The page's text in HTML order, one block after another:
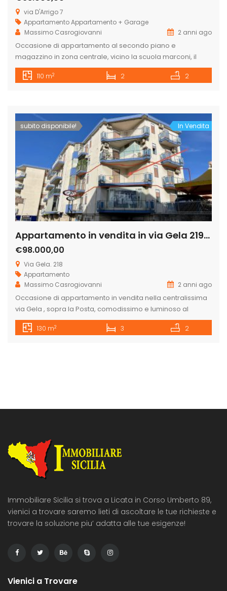
via D'Arrigo 7
AppartamentoAppartamento + Garage
Massimo Casrogiovanni
2 anni ago
Occasione di appartamento al secondo piano e
magazzino in zona centrale, vicino la scuola marconi, il
liceo e la scuola Dino Liotta nonchè vicino il porto turistico.
L’appartamento che da su due strade parallele (via
Camera per ragazzi con due letti, […]
110 m2 2 2
subito disponibile! In Vendita
Appartamento in vendita in via Gela 219, Licata
€98.000,00
Via Gela. 218
Appartamento
Massimo Casrogiovanni
2 anni ago
Occasione di appartamento in vendita nella centralissima
via Gela , sopra la Posta, comodissimo e luminoso al
secondo piano con ascensore, composto da ingresso,
cucina abitabile prospiciente sulla via Gela, salotto e sala
130 m2 3 2
Immobiliare Sicilia si trova a Licata in Corso Umberto 89,
vienici a trovare saremo lieti di ascoltare le tue richieste e
trovare la soluzione piu’ adatta alle tue esigenze!
Vienici a Trovare